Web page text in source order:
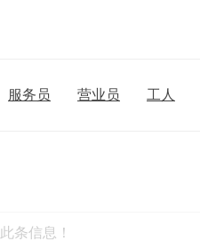
服务员 营业员 工人
条信息！